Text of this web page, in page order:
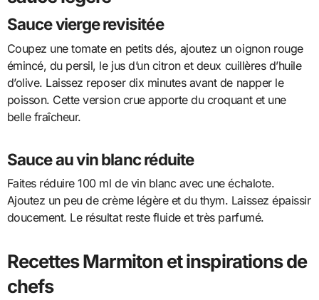
Sauce vierge revisitée
Coupez une tomate en petits dés, ajoutez un oignon rouge
émincé, du persil, le jus d’un citron et deux cuillères d’huile
d’olive. Laissez reposer dix minutes avant de napper le
poisson. Cette version crue apporte du croquant et une
belle fraîcheur.
Sauce au vin blanc réduite
Faites réduire 100 ml de vin blanc avec une échalote.
Ajoutez un peu de crème légère et du thym. Laissez épaissir
doucement. Le résultat reste fluide et très parfumé.
Recettes Marmiton et inspirations de
chefs